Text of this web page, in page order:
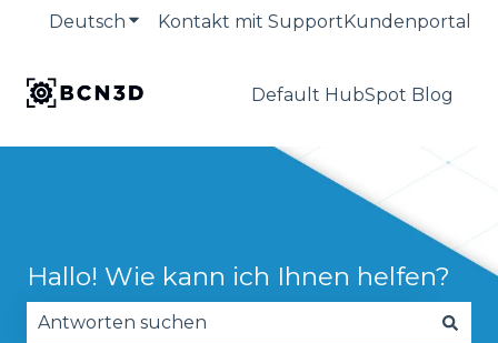
Deutsch Untermenü für Übersetzungen
Kontakt mit SupportKundenportal
Default HubSpot Blog
Hallo! Wie kann ich Ihnen helfen?